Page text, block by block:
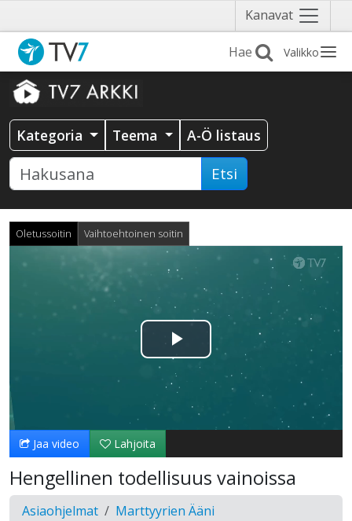
Kanavat Näytä
valikko
Valikko
Kategoria Teema A-Ö listaus
Etsi
Oletussoitin Vaihtoehtoinen soitin
Toista
Video
Jaa video Lahjoita
Hengellinen todellisuus vainoissa
Asiaohjelmat Marttyyrien Ääni